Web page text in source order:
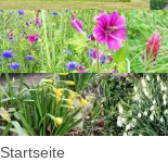
Startseite